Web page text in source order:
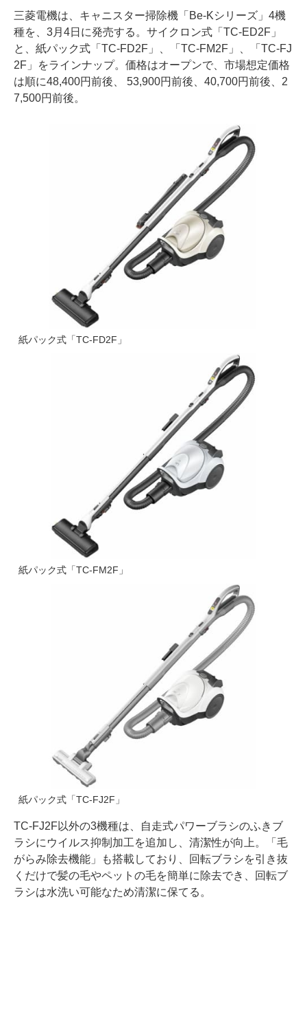
三菱電機は、キャニスター掃除機「Be-Kシリーズ」4機
種を、3月4日に発売する。サイクロン式「TC-ED2F」
と、紙パック式「TC-FD2F」、「TC-FM2F」、「TC-FJ
2F」をラインナップ。価格はオープンで、市場想定価格
は順に48,400円前後、 53,900円前後、40,700円前後、2
7,500円前後。
紙パック式「TC-FD2F」
紙パック式「TC-FM2F」
紙パック式「TC-FJ2F」
TC-FJ2F以外の3機種は、自走式パワーブラシのふきブ
ラシにウイルス抑制加工を追加し、清潔性が向上。「毛
がらみ除去機能」も搭載しており、回転ブラシを引き抜
くだけで髪の毛やペットの毛を簡単に除去でき、回転ブ
ラシは水洗い可能なため清潔に保てる。